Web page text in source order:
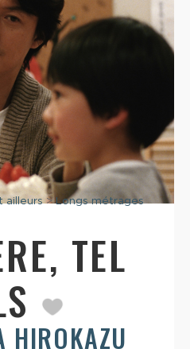
ailleurs>Longs métrages
TEL
HIROKAZU